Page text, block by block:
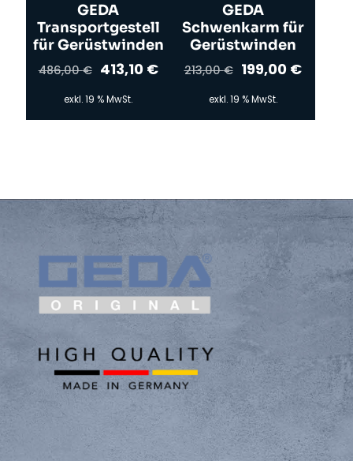
GEDA
Transportgestell
für Gerüstwinden
486,00€ Ursprünglicher
war:
413,10 €Aktueller
exkl. 19 % MwSt.
GEDA
Schwenkarm für
Gerüstwinden
213,00€ Ursprünglicher
war:
199,00 €
exkl. 19 % MwSt.